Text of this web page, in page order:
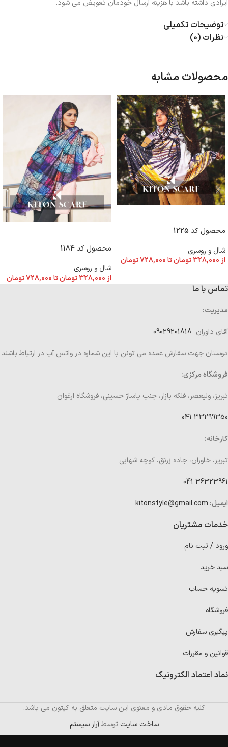
ایرادی داشته باشد با هزینه ارسال خودمان تعویض می شود.
توضیحات تکمیلی
نظرات (0)
محصولات مشابه
محصول کد 1225
شال و روسری
از 328,000تومانتا728,000تومان
محصول کد 1184
شال و روسری
از 328,000تومانتا728,000تومان
تماس با ما
مدیریت:
آقای داوران
دوستان جهت سفارش عمده می تونن با این شماره در واتس آپ در ارتباط باشند
فروشگاه مرکزی:
تبریز، ولیعصر، فلکه بازار، جنب پاساژ حسینی، فروشگاه ارغوان
33299350 041
کارخانه:
تبریز، خاوران، جاده زرنق، کوچه شهابی
36323961 041
ایمیل: kitonstyle@gmail.com
خدمات مشتریان
ورود / ثبت نام
سبد خرید
تسویه حساب
فروشگاه
پیگیری سفارش
قوانین و مقررات
نماد اعتماد الکترونیک
کلیه حقوق مادی و معنوی این سایت متعلق به کیتون می باشد.
ساخت سایت توسطآراز سیستم